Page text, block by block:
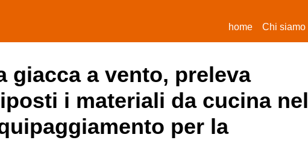
home(current)
Chi siamo
a vento, preleva
i materiali da cucina nel
per la